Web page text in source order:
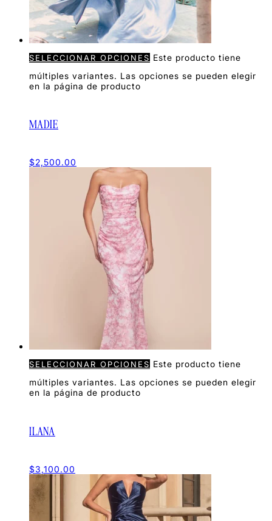
SELECCIONAR OPCIONES Este producto tiene
múltiples variantes. Las opciones se pueden elegir
en la página de producto
MADIE
$2,500.00
SELECCIONAR OPCIONES Este producto tiene
múltiples variantes. Las opciones se pueden elegir
en la página de producto
ILANA
$3,100.00